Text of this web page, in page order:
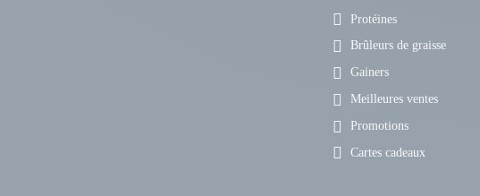
Protéines
Brûleurs de graisse
Gainers
Meilleures ventes
Promotions
Cartes cadeaux